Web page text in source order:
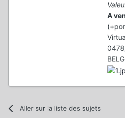
A
Aller sur la liste des sujets